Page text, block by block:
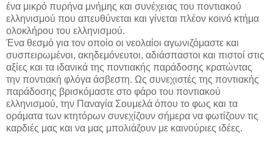
ένα μικρό πυρήνα μνήμης και συνέχειας του ποντιακού
ελληνισμού που απευθύνεται και γίνεται πλέον κοινό κτήμα
ολοκλήρου του ελληνισμού.
Ένα θεσμό για τον οποίο οι νεολαίοι αγωνιζόμαστε και
συσπειρωμένοι, ακηδεμόνευτοι, αδιάσπαστοι και πιστοί στις
αξίες και τα ιδανικά της ποντιακής παράδοσης κρατώντας
την ποντιακή φλόγα άσβεστη. Ως συνεχιστές της ποντιακής
παράδοσης βρισκόμαστε στο φάρο του ποντιακού
ελληνισμού, την Παναγία Σουμελά όπου το φως και τα
οράματα των κτητόρων συνεχίζουν σήμερα να φωτίζουν τις
καρδιές μας και να μας μπολιάζουν με καινούριες ιδέες.